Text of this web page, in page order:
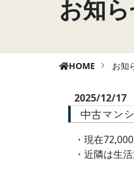
お知
HOME お知
2025/12/17
中古マン
・現在
・近隣は生